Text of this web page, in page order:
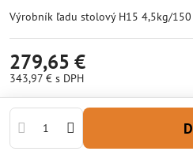
Výrobník ľadu stolový H15 4,5kg/
279,65 €
343,97 € s DPH